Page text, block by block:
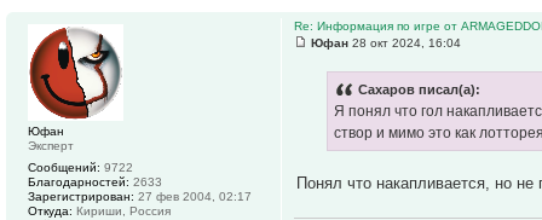
Re: Информация по игре от
Юфан 28 окт 2024, 16:04
Сахаров писал(а):
Я понял что гол
створ и мимо это как
Понял что накапливается, но не
Юфан
Эксперт
Сообщений: 9722
Благодарностей: 2633
Зарегистрирован: 27 фев 2004, 02:17
Откуда: Кириши, Россия